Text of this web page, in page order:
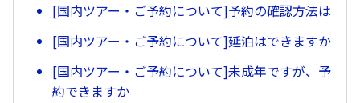
[国内ツアー・ご予約について]予約の確認方法は
[国内ツアー・ご予約について]延泊はできますか
[国内ツアー・ご予約について]未成年ですが、予
約できますか